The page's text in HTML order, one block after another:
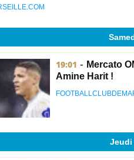
19:01 - Mercato
Amine Harit !
Jeudi